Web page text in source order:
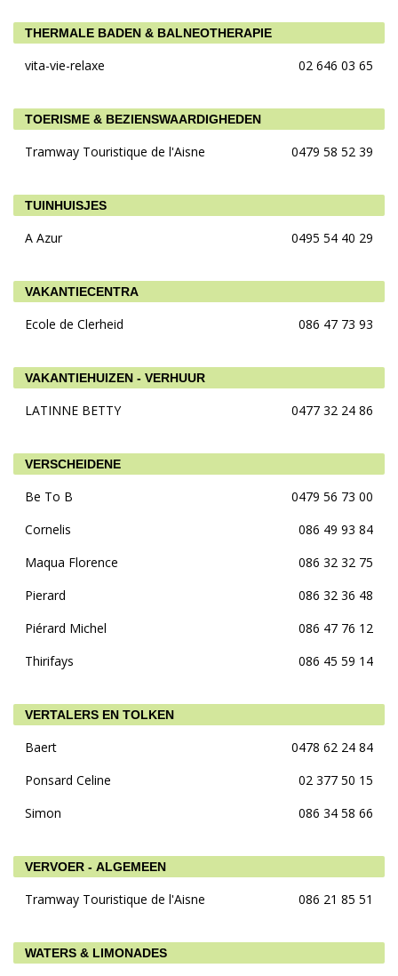
THERMALE BADEN & BALNEOTHERAPIE
vita-vie-relaxe 02 646 03 65
TOERISME & BEZIENSWAARDIGHEDEN
Tramway Touristique de l'Aisne 0479 58 52 39
TUINHUISJES
A Azur 0495 54 40 29
VAKANTIECENTRA
Ecole de Clerheid 086 47 73 93
VAKANTIEHUIZEN - VERHUUR
LATINNE BETTY 0477 32 24 86
VERSCHEIDENE
Be To B
0479 56 73 00
Cornelis
086 49 93 84
Maqua Florence
086 32 32 75
Pierard
086 32 36 48
Piérard Michel
086 47 76 12
Thirifays
086 45 59 14
VERTALERS EN TOLKEN
Baert
0478 62 24 84
Ponsard Celine
02 377 50 15
Simon
086 34 58 66
VERVOER - ALGEMEEN
Tramway Touristique de l'Aisne 086 21 85 51
WATERS & LIMONADES